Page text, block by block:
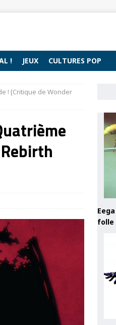
! JEUX CULTURES POP
! [Critique de Wonder
folle